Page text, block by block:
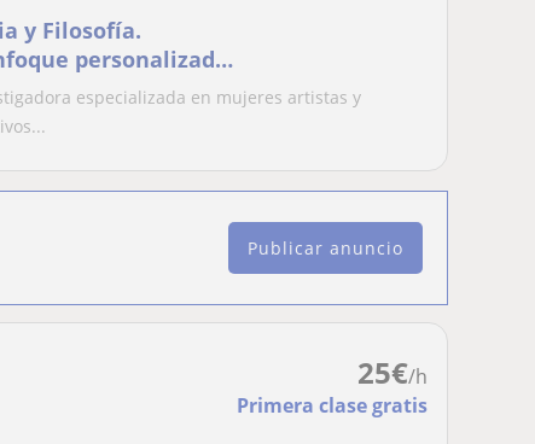
y Filosofía.
personalizado
Cursosespecializada en mujeres artistas y
Publicar anuncio
25€/h
Primera clase gratis